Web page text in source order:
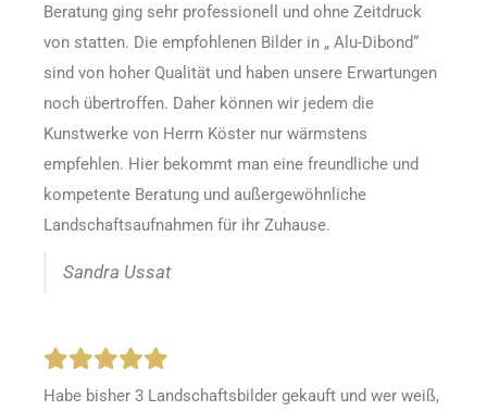
Beratung ging sehr professionell und ohne Zeitdruck
von statten. Die empfohlenen Bilder in „ Alu-Dibond“
sind von hoher Qualität und haben unsere Erwartungen
noch übertroffen. Daher können wir jedem die
Kunstwerke von Herrn Köster nur wärmstens
empfehlen. Hier bekommt man eine freundliche und
kompetente Beratung und außergewöhnliche
Landschaftsaufnahmen für ihr Zuhause.
Sandra Ussat
Habe bisher 3 Landschaftsbilder gekauft und wer weiß,